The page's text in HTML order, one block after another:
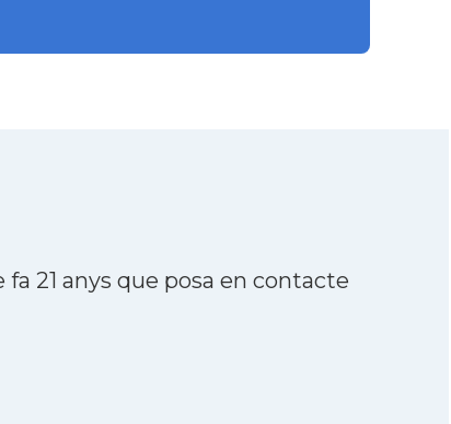
21 anys que posa en contacte